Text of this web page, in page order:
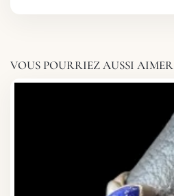
VOUS POURRIEZ AUSSI AIMER